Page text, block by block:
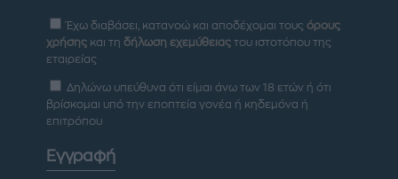
Έχω διαβάσει, κατανοώ και αποδέχομαι τους όρους
χρήσης και τη δήλωση εχεμύθειας του ιστοτόπου της
εταιρείας
Δηλώνω υπεύθυνα ότι είμαι άνω των 18 ετών ή ότι
βρίσκομαι υπό την εποπτεία γονέα ή κηδεμόνα ή
επιτρόπου
Εγγραφή